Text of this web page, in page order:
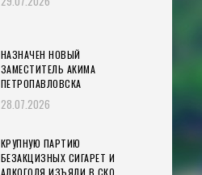
НАЗНАЧЕН НОВЫЙ
ЗАМЕСТИТЕЛЬ АКИМА
ПЕТРОПАВЛОВСКА
28.07.2026
КРУПНУЮ ПАРТИЮ
БЕЗАКЦИЗНЫХ СИГАРЕТ И
АЛКОГОЛЯ ИЗЪЯЛИ В СКО